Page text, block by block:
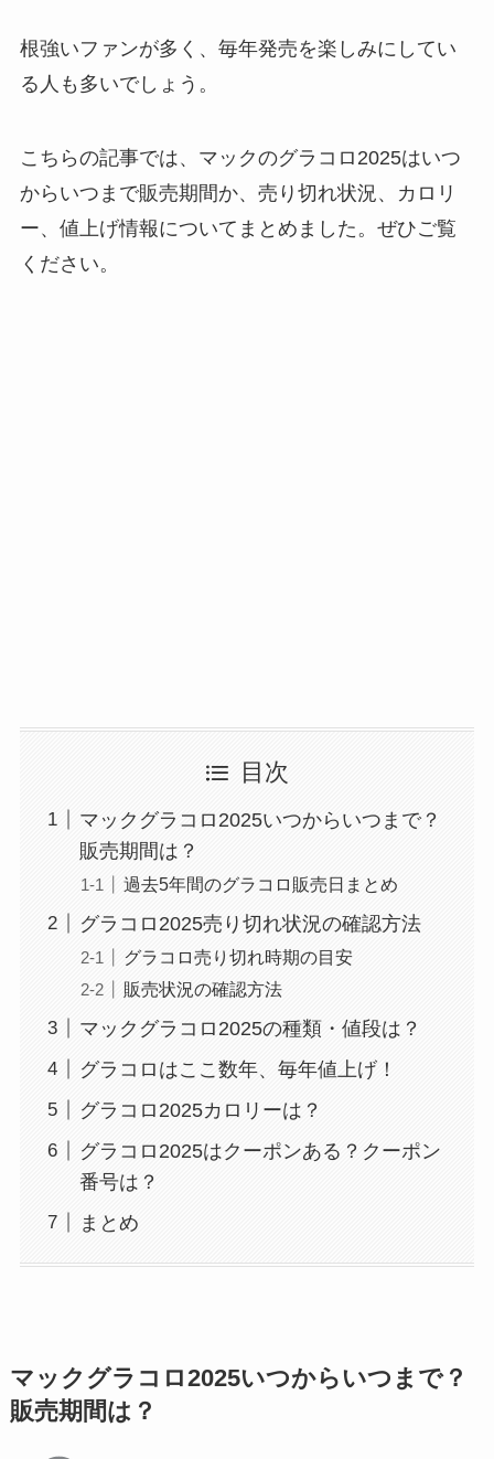
根強いファンが多く、毎年発売を楽しみにしてい
る人も多いでしょう。
こちらの記事では、マックのグラコロ2025はいつ
からいつまで販売期間か、売り切れ状況、カロリ
ー、値上げ情報についてまとめました。ぜひご覧
ください。
目次
マックグラコロ2025いつからいつまで？
販売期間は？
過去5年間のグラコロ販売日まとめ
グラコロ2025売り切れ状況の確認方法
グラコロ売り切れ時期の目安
販売状況の確認方法
マックグラコロ2025の種類・値段は？
グラコロはここ数年、毎年値上げ！
グラコロ2025カロリーは？
グラコロ2025はクーポンある？クーポン
番号は？
まとめ
マックグラコロ2025いつからいつまで？
販売期間は？